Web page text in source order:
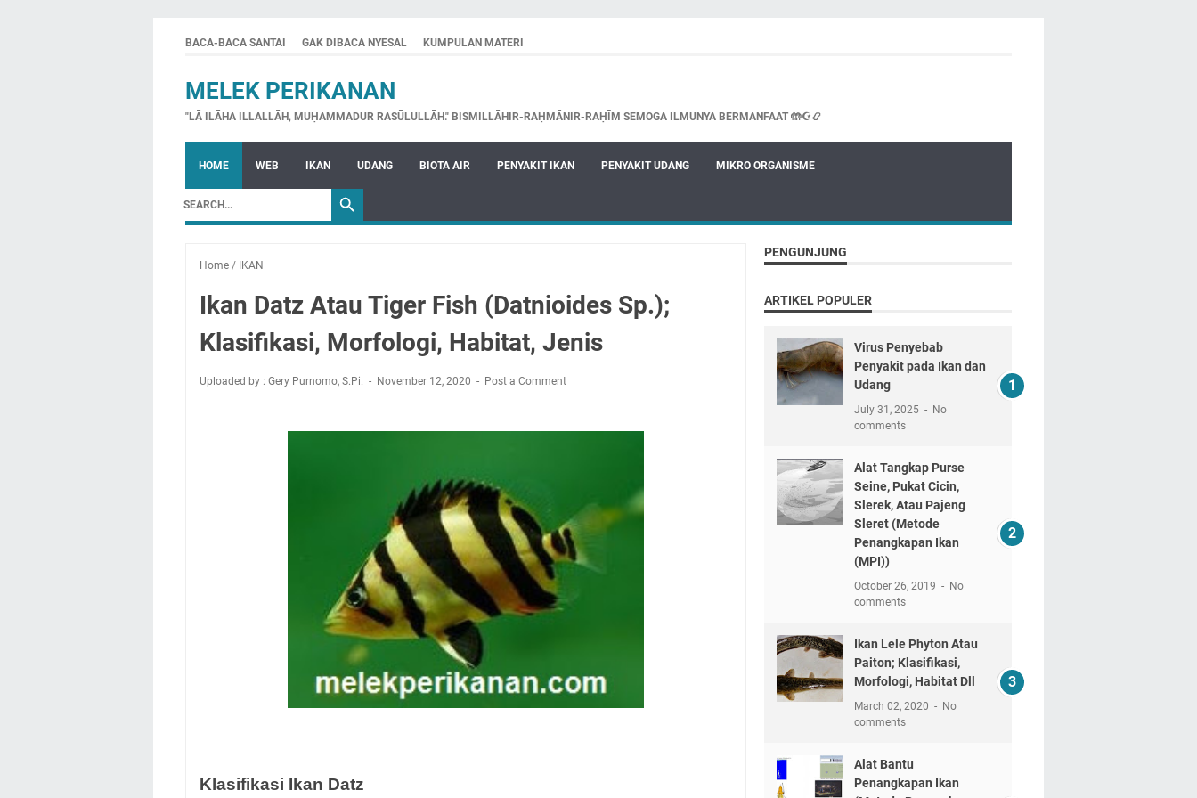
BACA-BACA SANTAI GAK DIBACA NYESAL KUMPULAN MATERI
MELEK PERIKANAN
"LĀ ILĀHA ILLALLĀH, MUḤAMMADUR RASŪLULLĀH." BISMILLĀHIR-RAḤMĀNIR-RAḤĪM SEMOGA ILMUNYA BERMANFAAT 🤲☪📿
HOME WEB IKAN UDANG BIOTA AIR PENYAKIT IKAN PENYAKIT UDANG MIKRO ORGANISME
Home / IKAN
Ikan Datz Atau Tiger Fish (Datnioides Sp.);
Klasifikasi, Morfologi, Habitat, Jenis
Uploaded by : Gery Purnomo, S.Pi. November 12, 2020 Post a Comment
Klasifikasi Ikan Datz
PENGUNJUNG
ARTIKEL POPULER
Virus Penyebab
Penyakit pada Ikan dan
Udang
July 31, 2025
No
comments
Alat Tangkap Purse
Seine, Pukat Cicin,
Slerek, Atau Pajeng
Sleret (Metode
Penangkapan Ikan
(MPI))
October 26, 2019
No
comments
Ikan Lele Phyton Atau
Paiton; Klasifikasi,
Morfologi, Habitat Dll
March 02, 2020
No
comments
Alat Bantu
Penangkapan Ikan